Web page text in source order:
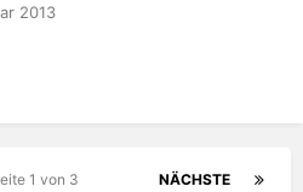
2013
NÄCHSTE
1 von 3